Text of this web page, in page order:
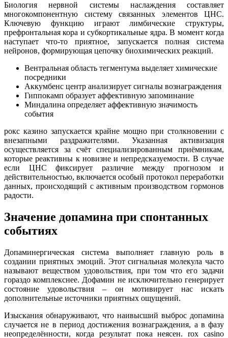
Биология нервной системы наслаждения составляет
многокомпонентную систему связанных элементов ЦНС.
Ключевую функцию играют лимбические структуры,
префронтальная кора и субкортикальные ядра. В момент когда
наступает что-то приятное, запускается полная система
нейронов, формирующая цепочку биохимических реакций.
Вентральная область тегментума выделяет химические
посредники
Аккумбенс центр анализирует сигналы вознаграждения
Гиппокамп образует аффективную запоминание
Миндалина определяет аффективную значимость
события
рокс казино запускается крайне мощно при столкновении с
внезапными раздражителями. Указанная активизация
осуществляется за счёт специализированным приёмникам,
которые реактивны к новизне и непредсказуемости. В случае
если ЦНС фиксирует различие между прогнозом и
действительностью, включается особый протокол переработки
данных, происходящий с активным производством гормонов
радости.
Значение допамина при спонтанных
событиях
Допаминергическая система выполняет главную роль в
создании приятных эмоций. Этот сигнальная молекула часто
называют веществом удовольствия, при том что его задачи
гораздо комплекснее. Дофамин не исключительно генерирует
состояние удовольствия – он мотивирует нас искать
дополнительные источники приятных ощущений.
Изыскания обнаруживают, что наивысший выброс допамина
случается не в период достижения вознаграждения, а в фазу
неопределённости, когда результат пока неясен. rox casino